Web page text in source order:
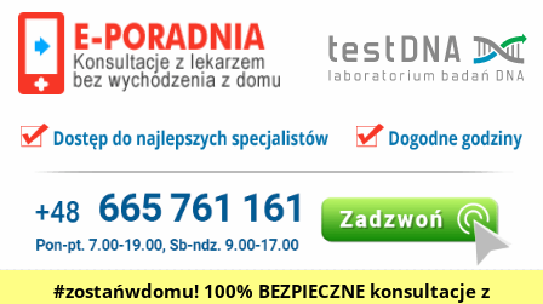
#zostańwdomu! 100% BEZPIECZNE konsultacje z